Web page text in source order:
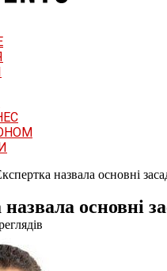
назвала основні
основні